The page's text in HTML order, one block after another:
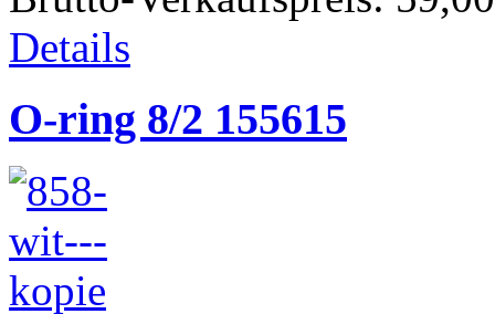
Details
O-ring 8/2 155615